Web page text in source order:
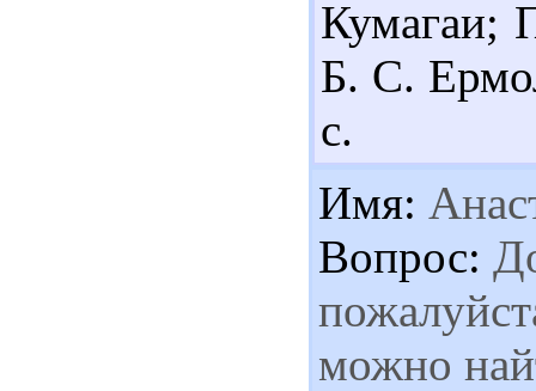
Кумагаи;
Б. С.
с.
Имя:
Вопрос:
можно